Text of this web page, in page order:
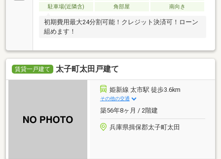
駐車場(近隣含)
角部屋 南向き
初期費用最大24分割可能！クレジット決済可！ローン
組めます！
賃貸一戸建て 太子町太田戸建て
姫新線 太市駅 徒歩3.6km
その他の交通
築56年8ヶ月 / 2階建
兵庫県揖保郡太子町太田